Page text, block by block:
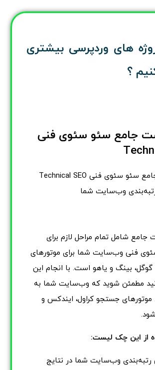
های وردپرسی بیشتری
؟
جامع سئو سئوی فنی
چک لیست جامع سئو سئوی فنی Technical SEO
وب‌سایت شما
شامل تمام مراحل لازم برای
فنی وب‌سایت شما برای موتورهای
بینگ و یاهو است. با انجام این
مطمئن شوید که وب‌سایت شما به
جستجو کراول، ایندکس و
از این چک لیست:
رتبه‌بندی وب‌سایت شما در نتایج